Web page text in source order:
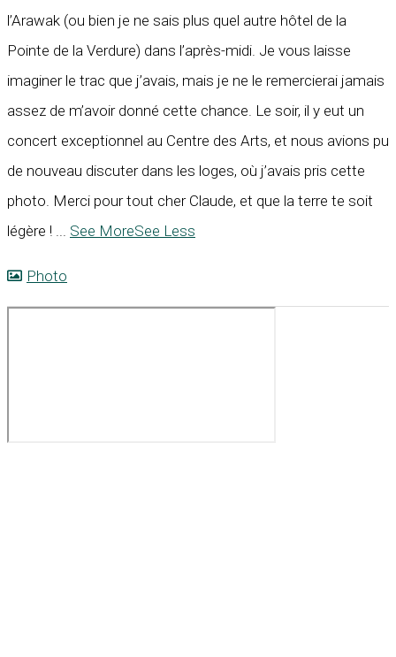
l’Arawak (ou bien je ne sais plus quel autre hôtel de la
Pointe de la Verdure) dans l’après-midi. Je vous laisse
imaginer le trac que j’avais, mais je ne le remercierai jamais
assez de m’avoir donné cette chance. Le soir, il y eut un
concert exceptionnel au Centre des Arts, et nous avions pu
de nouveau discuter dans les loges, où j’avais pris cette
photo. Merci pour tout cher Claude, et que la terre te soit
légère ! ... See MoreSee Less
Photo